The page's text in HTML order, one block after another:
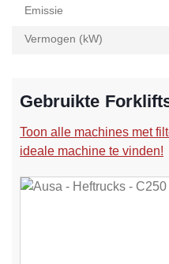
Emissie
Vermogen (kW)
Gebruikte
Toon alle machines met
ideale machine te vinden!